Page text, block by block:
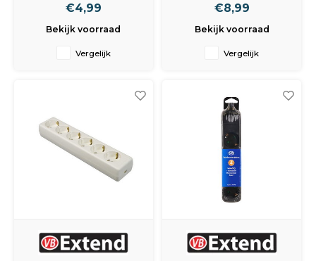
€4,99
Bekijk voorraad
Vergelijk
€8,99
Bekijk voorraad
Vergelijk